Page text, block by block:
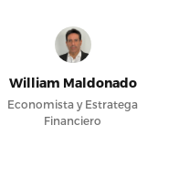
William Maldonado
Economista y Estratega
Financiero